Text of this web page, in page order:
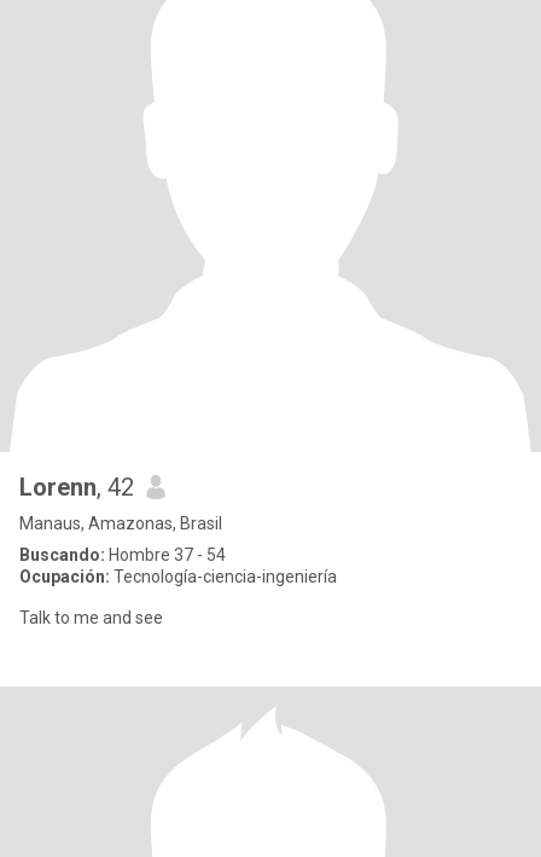
Lorenn, 42
Manaus, Amazonas, Brasil
Buscando: Hombre 37 - 54
Ocupación: Tecnología-ciencia-ingeniería
Talk to me and see